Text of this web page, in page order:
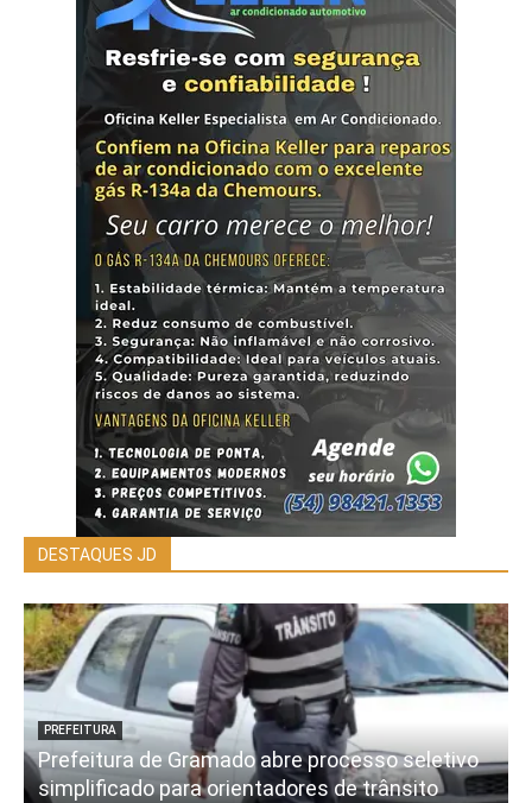
DESTAQUES JD
PREFEITURA
Prefeitura de Gramado abre processo seletivo
simplificado para orientadores de trânsito